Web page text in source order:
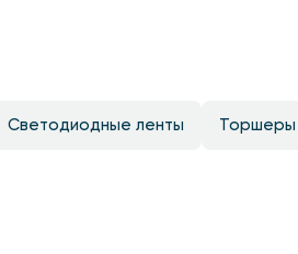
Светодиодные ленты Торшеры